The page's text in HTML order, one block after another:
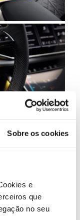
Sobre os cookies
e
que
no seu
há mudanças
importância
dotou o
o Spotify